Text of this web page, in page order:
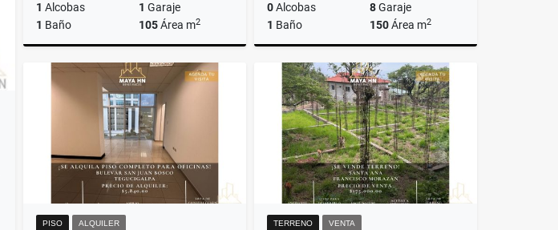
1 Alcobas 1 Garaje
1 Baño 105Área m2
Alquiler
US$1,680
0Alcobas 8Garaje
1 Baño 150Área m2
Alquiler
US$700
PISO ALQUILER TERRENO VENTA